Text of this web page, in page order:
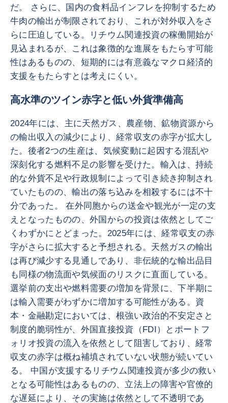
だ。 さらに、国内の食料品インフレを抑制するため
牛肉の輸出が制限されており、これが対外収入をさ
らに圧迫している。リチウム関連投資の稼働開始が
見込まれるが、これは象徴的な進展をもたらす可能
性はあるものの、短期的には有意義なマクロ経済的
支援をもたらすとは考えにくい。
高水準のツイン赤字と低い外貨準備高
2024年には、主に天然ガス、農産物、鉱物資源から
の輸出収入の減少により、経常収支の赤字が拡大し
た。後者2つの生産は、気候変動に起因する混乱や
深刻化する燃料不足の影響を受けた。輸入は、持続
的な外貨不足や行政規制によって引き続き抑制され
ていたものの、輸出の落ち込みを相殺するには不十
分であった。 在外同胞からの送金や観光が一定の支
えとなったものの、外国からの投資は依然としてご
くわずかにとどまった。2025年には、経常収支の赤
字がさらに拡大すると予想される。天然ガスの輸出
は再び減少する見通しであり、非伝統的な輸出品目
も同様の物流面や気候面のリスクに直面している。
選挙前の支出や燃料需要の増加を背景に、下半期に
は輸入需要がわずかに増加する可能性がある。資
本・金融勘定においては、根強い政治的不安定さと
制度的脆弱性が、外国直接投資（FDI）とポートフ
ォリオ投資の流入を依然として阻害しており、経常
収支の赤字は概ね補填されていない状態が続いてい
る。 中国が支援するリチウム関連投資が多少の救い
となる可能性はあるものの、立法上の障害や官僚的
な遅延により、その実施は依然として不透明であ